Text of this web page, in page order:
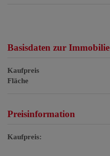
Basisdaten zur Immobilie
Kaufpreis
Fläche
Preisinformation
Kaufpreis: